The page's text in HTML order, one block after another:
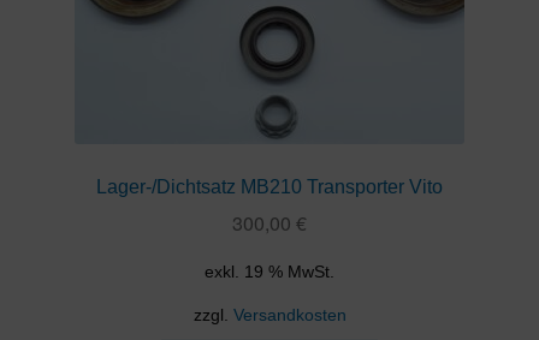
Lager-/Dichtsatz MB210 Transporter Vito
300,00 €
exkl. 19 % MwSt.
zzgl. Versandkosten